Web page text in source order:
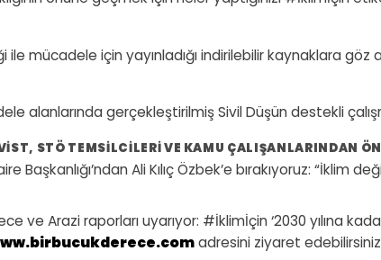
ile mücadele için yayınladığı indirilebilir kaynaklara göz
alanlarında gerçekleştirilmiş Sivil Düşün destekli
STÖ TEMSILCILERI VE KAMU ÇALIŞANLARINDAN
Başkanlığı’ndan Ali Kılıç Özbek’e bırakıyoruz:
Arazi raporları uyarıyor: #İklimİçin ‘2030 yılına kadar
adresini ziyaret